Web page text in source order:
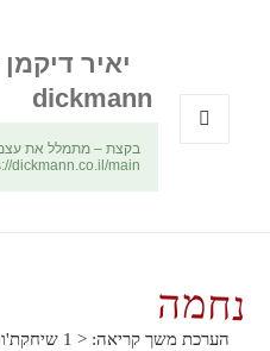
dickmann
בקצת – מתמלל את
dickmann.co.il/main
נחמה
הערכת משך קריאה: < 1